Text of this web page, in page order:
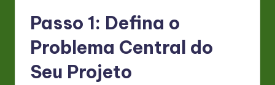
InPasso 1: Defina o
Problema Central do
Seu Projeto